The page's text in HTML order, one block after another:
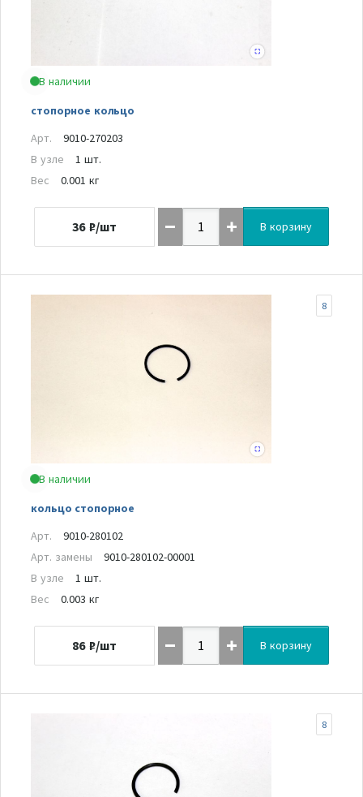
В наличии
стопорное кольцо
Арт.
9010-270203
В узле
1 шт.
Вес
0.001 кг
36 ₽/шт В корзину
В наличии
кольцо стопорное
8
Арт.
9010-280102
Арт. замены
9010-280102-00001
В узле
1 шт.
Вес
0.003 кг
86 ₽/шт В корзину
8